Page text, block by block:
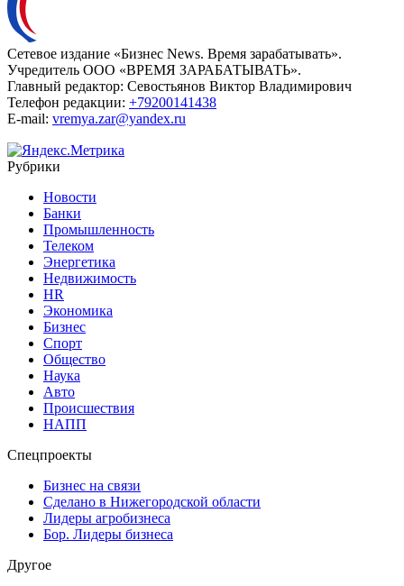
Сетевое издание «Бизнес News. Время зарабатывать».
Учредитель ООО «ВРЕМЯ ЗАРАБАТЫВАТЬ».
Главный редактор: Севостьянов Виктор Владимирович
Телефон редакции: +79200141438
E-mail: vremya.zar@yandex.ru
Рубрики
Новости
Банки
Промышленность
Телеком
Энергетика
Недвижимость
HR
Экономика
Бизнес
Спорт
Общество
Наука
Авто
Происшествия
НАПП
Спецпроекты
Бизнес на связи
Сделано в Нижегородской области
Лидеры агробизнеса
Бор. Лидеры бизнеса
Другое